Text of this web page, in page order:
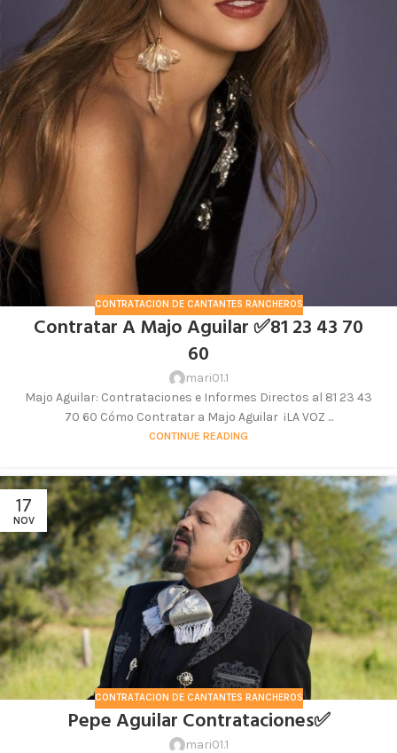
CONTRATACION DE CANTANTES RANCHEROS
Contratar A Majo Aguilar ✅81 23 43 70
60
mari01.1
Majo Aguilar: Contrataciones e Informes Directos al 81 23 43
70 60 Cómo Contratar a Majo Aguilar ¡LA VOZ ...
CONTINUE READING
17
NOV
CONTRATACION DE CANTANTES RANCHEROS
Pepe Aguilar Contrataciones✅
mari01.1